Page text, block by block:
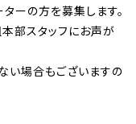
ーの方を募集します。
部スタッフにお声が
い場合もございますの